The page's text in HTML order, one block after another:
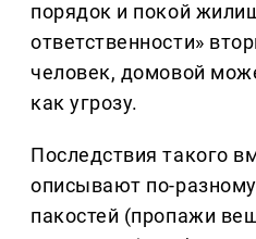
порядок и покой
ответственности»
человек, домовой
как угрозу.
Последствия такого
описывают по-
пакостей (пропажи